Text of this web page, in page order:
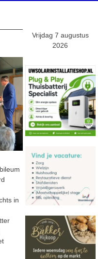
in
Vrijdag 7 augustus
2026